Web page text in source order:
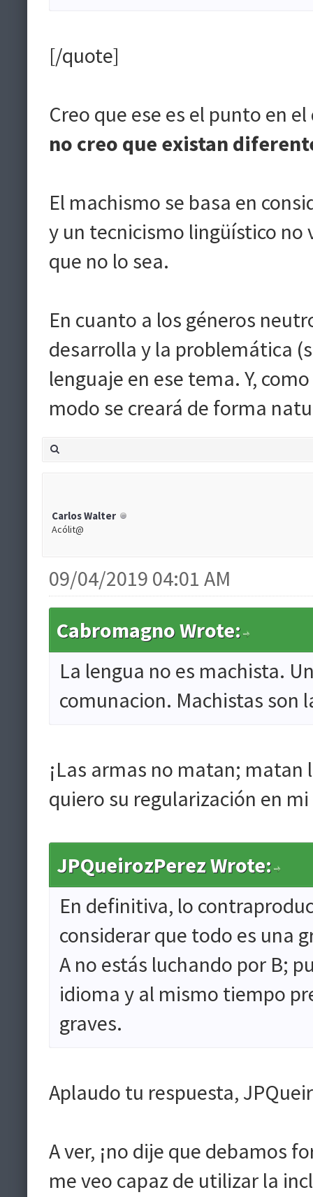
[/quote]
Creo que ese es el punto en
no creo que existan
El machismo se basa en
y un tecnicismo lingüístico no
que no lo sea.
En cuanto a los géneros
desarrolla y la problemática
lenguaje en ese tema. Y,
modo se creará de forma
Carlos Walter
Acólit@
09/04/2019 04:01 AM
Cabromagno Wrote:
La lengua no es machista.
comunacion. Machistas son
¡Las armas no matan; matan
quiero su regularización en mi
JPQueirozPerez Wrote:
En definitiva, lo
considerar que todo es una
A no estás luchando por B;
idioma y al mismo tiempo
graves.
Aplaudo tu respuesta,
A ver, ¡no dije que debamos
me veo capaz de utilizar la